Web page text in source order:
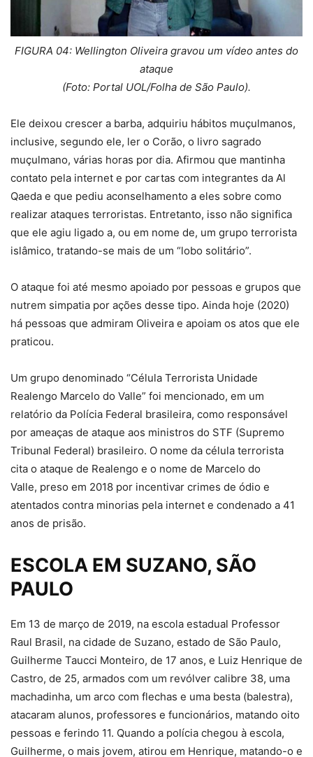
FIGURA 04: Wellington Oliveira gravou um vídeo antes do
ataque
(Foto: Portal UOL/Folha de São Paulo).
Ele deixou crescer a barba, adquiriu hábitos muçulmanos,
inclusive, segundo ele, ler o Corão, o livro sagrado
muçulmano, várias horas por dia. Afirmou que mantinha
contato pela internet e por cartas com integrantes da Al
Qaeda e que pediu aconselhamento a eles sobre como
realizar ataques terroristas. Entretanto, isso não significa
que ele agiu ligado a, ou em nome de, um grupo terrorista
islâmico, tratando-se mais de um “lobo solitário”.
O ataque foi até mesmo apoiado por pessoas e grupos que
nutrem simpatia por ações desse tipo. Ainda hoje (2020)
há pessoas que admiram Oliveira e apoiam os atos que ele
praticou.
Um grupo denominado “Célula Terrorista Unidade
Realengo Marcelo do Valle” foi mencionado, em um
relatório da Polícia Federal brasileira, como responsável
por ameaças de ataque aos ministros do STF (Supremo
Tribunal Federal) brasileiro. O nome da célula terrorista
cita o ataque de Realengo e o nome de Marcelo do
Valle, preso em 2018 por incentivar crimes de ódio e
atentados contra minorias pela internet e condenado a 41
anos de prisão.
ESCOLA EM SUZANO, SÃO
PAULO
Em 13 de março de 2019, na escola estadual Professor
Raul Brasil, na cidade de Suzano, estado de São Paulo,
Guilherme Taucci Monteiro, de 17 anos, e Luiz Henrique de
Castro, de 25, armados com um revólver calibre 38, uma
machadinha, um arco com flechas e uma besta (balestra),
atacaram alunos, professores e funcionários, matando oito
pessoas e ferindo 11. Quando a polícia chegou à escola,
Guilherme, o mais jovem, atirou em Henrique, matando-o e